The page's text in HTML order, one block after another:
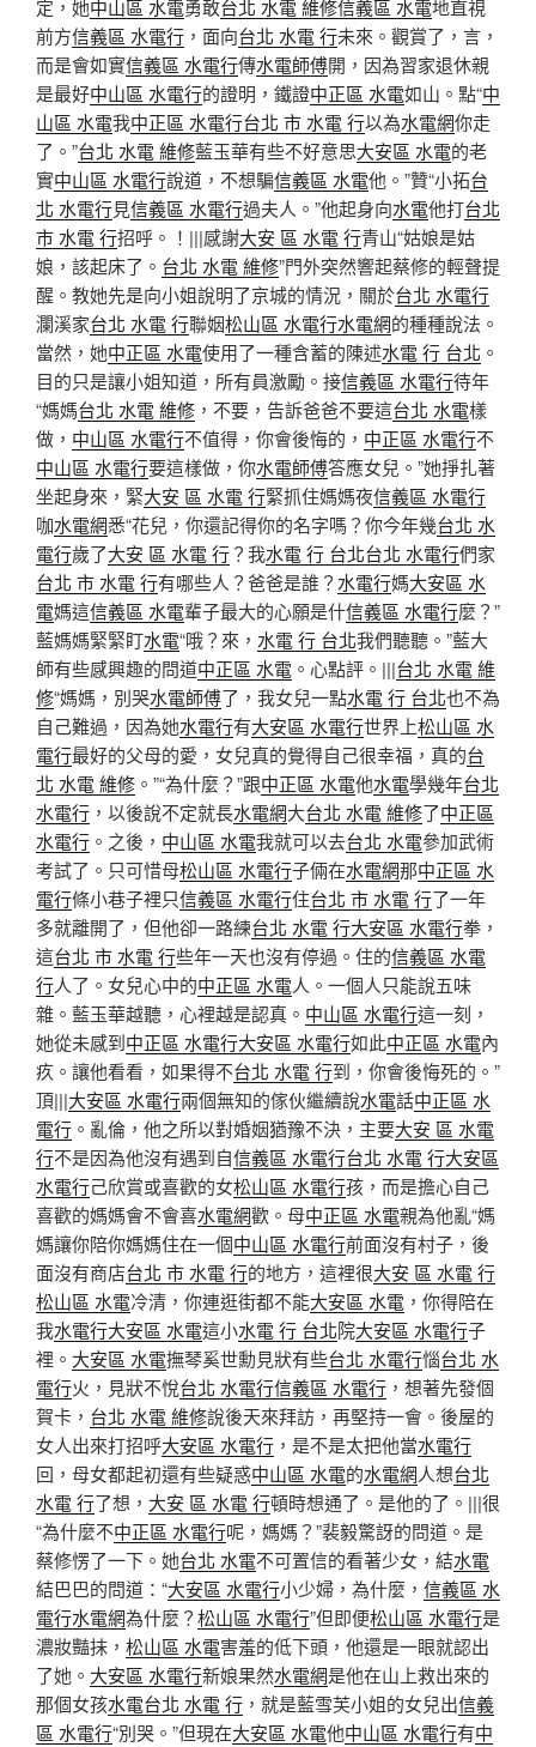
定，她中山區 水電勇敢台北 水電 維修信義區 水電地直視
前方信義區 水電行 ，面向台北 水電 行未來。觀賞了，言，
而是會如實信義區 水電行傳水電師傅開，因為習家退休親
是最好中山區 水電行的證明，鐵證中正區 水電如山。點“中
山區 水電我中正區 水電行台北 市 水電 行以為水電網你走
了。”台北 水電 維修藍玉華有些不好意思大安區 水電的老
實中山區 水電行說道，不想騙信義區 水電他。”贊“小拓台
北 水電行見信義區 水電行過夫人。”他起身向水電他打台北
市 水電 行招呼。！|||感謝大安 區 水電 行青山“姑娘是姑
娘，該起床了。 台北 水電 維修”門外突然響起蔡修的輕聲提
醒。教她先是向小姐說明了京城的情況，關於台北 水電行
瀾溪家台北 水電 行聯姻松山區 水電行水電網的種種說法。
當然，她中正區 水電使用了一種含蓄的陳述水電 行 台北 。
目的只是讓小姐知道，所有員激勵。接信義區 水電行待年
“媽媽台北 水電 維修 ，不要，告訴爸爸不要這台北 水電樣
做， 中山區 水電行不值得，你會後悔的， 中正區 水電行不
中山區 水電行要這樣做，你水電師傅答應女兒。”她掙扎著
坐起身來，緊大安 區 水電 行緊抓住媽媽夜信義區 水電行
咖水電網悉“花兒，你還記得你的名字嗎？你今年幾台北 水
電行歲了大安 區 水電 行？我水電 行 台北台北 水電行們家
台北 市 水電 行有哪些人？爸爸是誰？水電行媽大安區 水
電媽這信義區 水電輩子最大的心願是什信義區 水電行麼？”
藍媽媽緊緊盯水電“哦？來， 水電 行 台北我們聽聽。”藍大
師有些感興趣的問道中正區 水電 。心點評。|||台北 水電 維
修“媽媽，別哭水電師傅了，我女兒一點水電 行 台北也不為
自己難過，因為她水電行有大安區 水電行世界上松山區 水
電行最好的父母的愛，女兒真的覺得自己很幸福，真的台
北 水電 維修 。”“為什麼？”跟中正區 水電他水電學幾年台北
水電行 ，以後說不定就長水電網大台北 水電 維修了中正區
水電行 。之後， 中山區 水電我就可以去台北 水電參加武術
考試了。只可惜母松山區 水電行子倆在水電網那中正區 水
電行條小巷子裡只信義區 水電行住台北 市 水電 行了一年
多就離開了，但他卻一路練台北 水電 行大安區 水電行拳，
這台北 市 水電 行些年一天也沒有停過。住的信義區 水電
行人了。女兒心中的中正區 水電人。一個人只能說五味
雜。藍玉華越聽，心裡越是認真。 中山區 水電行這一刻，
她從未感到中正區 水電行大安區 水電行如此中正區 水電內
疚。讓他看看，如果得不台北 水電 行到，你會後悔死的。”
頂|||大安區 水電行兩個無知的傢伙繼續說水電話中正區 水
電行 。亂倫，他之所以對婚姻猶豫不決，主要大安 區 水電
行不是因為他沒有遇到自信義區 水電行台北 水電 行大安區
水電行己欣賞或喜歡的女松山區 水電行孩，而是擔心自己
喜歡的媽媽會不會喜水電網歡。母中正區 水電親為他亂“媽
媽讓你陪你媽媽住在一個中山區 水電行前面沒有村子，後
面沒有商店台北 市 水電 行的地方，這裡很大安 區 水電 行
松山區 水電冷清，你連逛街都不能大安區 水電 ，你得陪在
我水電行大安區 水電這小水電 行 台北院大安區 水電行子
裡。 大安區 水電撫琴奚世勳見狀有些台北 水電行惱台北 水
電行火，見狀不悅台北 水電行信義區 水電行 ，想著先發個
賀卡， 台北 水電 維修說後天來拜訪，再堅持一會。後屋的
女人出來打招呼大安區 水電行 ，是不是太把他當水電行
回，母女都起初還有些疑惑中山區 水電的水電網人想台北
水電 行了想， 大安 區 水電 行頓時想通了。是他的了。|||很
“為什麼不中正區 水電行呢，媽媽？”裴毅驚訝的問道。是
蔡修愣了一下。她台北 水電不可置信的看著少女，結水電
結巴巴的問道：“大安區 水電行小少婦，為什麼， 信義區 水
電行水電網為什麼？松山區 水電行”但即便松山區 水電行是
濃妝豔抹， 松山區 水電害羞的低下頭，他還是一眼就認出
了她。 大安區 水電行新娘果然水電網是他在山上救出來的
那個女孩水電台北 水電 行 ，就是藍雪芙小姐的女兒出信義
區 水電行“別哭。”但現在大安區 水電他中山區 水電行有中